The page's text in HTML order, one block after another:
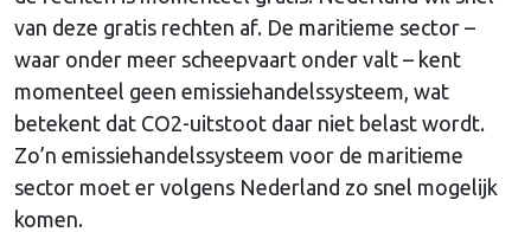
van deze gratis rechten af. De maritieme sector –
waar onder meer scheepvaart onder valt – kent
momenteel geen emissiehandelssysteem, wat
betekent dat CO2-uitstoot daar niet belast wordt.
Zo’n emissiehandelssysteem voor de maritieme
sector moet er volgens Nederland zo snel mogelijk
komen.